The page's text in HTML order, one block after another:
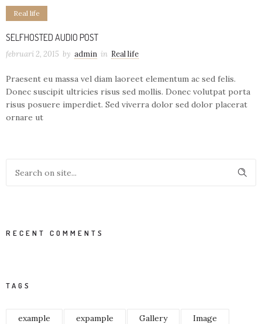
Real life
SELFHOSTED AUDIO POST
februari 2, 2015 by admin in Real life
Praesent eu massa vel diam laoreet elementum ac sed felis.
Donec suscipit ultricies risus sed mollis. Donec volutpat porta
risus posuere imperdiet. Sed viverra dolor sed dolor placerat
ornare ut
RECENT COMMENTS
TAGS
example expample Gallery
Image